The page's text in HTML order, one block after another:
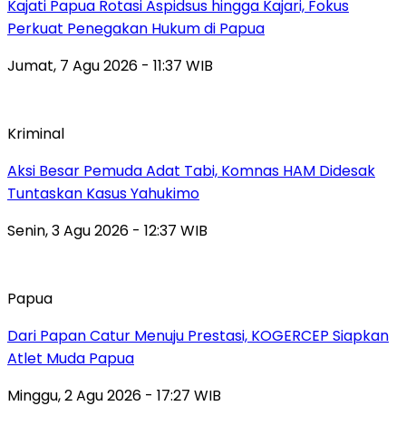
Kajati Papua Rotasi Aspidsus hingga Kajari, Fokus
Perkuat Penegakan Hukum di Papua
Jumat, 7 Agu 2026 - 11:37 WIB
Kriminal
Aksi Besar Pemuda Adat Tabi, Komnas HAM Didesak
Tuntaskan Kasus Yahukimo
Senin, 3 Agu 2026 - 12:37 WIB
Papua
Dari Papan Catur Menuju Prestasi, KOGERCEP Siapkan
Atlet Muda Papua
Minggu, 2 Agu 2026 - 17:27 WIB